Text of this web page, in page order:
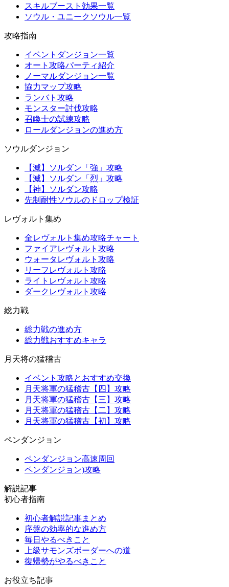
スキルブースト効果一覧
ソウル・ユニークソウル一覧
攻略指南
イベントダンジョン一覧
オート攻略パーティ紹介
ノーマルダンジョン一覧
協力マップ攻略
ランバト攻略
モンスター討伐攻略
召喚士の試練攻略
ロールダンジョンの進め方
ソウルダンジョン
【滅】ソルダン「強」攻略
【滅】ソルダン「烈」攻略
【神】ソルダン攻略
先制耐性ソウルのドロップ検証
レヴォルト集め
全レヴォルト集め攻略チャート
ファイアレヴォルト攻略
ウォータレヴォルト攻略
リーフレヴォルト攻略
ライトレヴォルト攻略
ダークレヴォルト攻略
総力戦
総力戦の進め方
総力戦おすすめキャラ
月天将の猛稽古
イベント攻略とおすすめ交換
月天将軍の猛稽古【四】攻略
月天将軍の猛稽古【三】攻略
月天将軍の猛稽古【二】攻略
月天将軍の猛稽古【初】攻略
ペンダンジョン
ペンダンジョン高速周回
ペンダンジョン)攻略
解説記事
初心者指南
初心者解説記事まとめ
序盤の効率的な進め方
毎日やるべきこと
上級サモンズボーダーへの道
復帰勢がやるべきこと
お役立ち記事